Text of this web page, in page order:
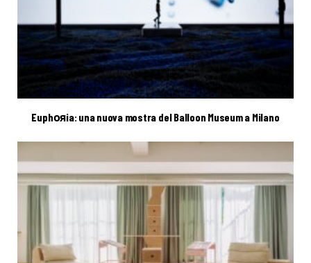
Euphояia: una nuova mostra del Balloon Museum a Milano